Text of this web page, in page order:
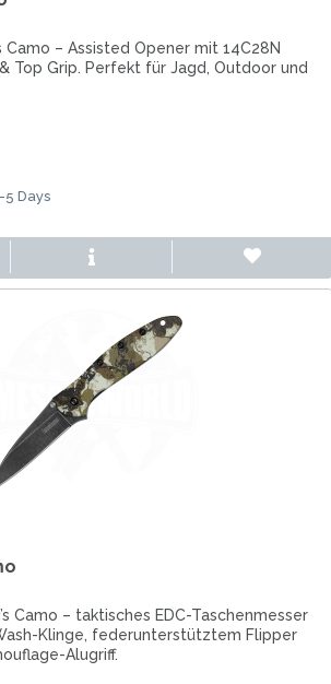
Camo – Assisted Opener mit 14C28N
Top Grip. Perfekt für Jagd, Outdoor und
5 Days
Camo – taktisches EDC-Taschenmesser
Klinge, federunterstütztem Flipper
Alugriff.